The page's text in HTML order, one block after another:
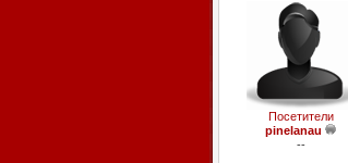
Посетители
pinelanau
--